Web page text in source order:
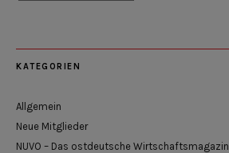
KATEGORIEN
Allgemein
Neue Mitglieder
NUVO – Das ostdeutsche Wirtschaftsmagazin